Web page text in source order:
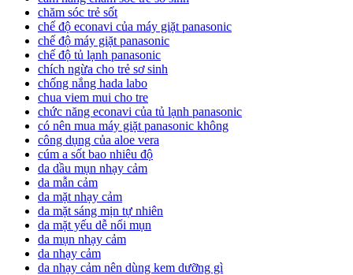
chăm sóc trẻ sốt
chế độ econavi của máy giặt panasonic
chế độ máy giặt panasonic
chế độ tủ lạnh panasonic
chích ngừa cho trẻ sơ sinh
chống nắng hada labo
chua viem mui cho tre
chức năng econavi của tủ lạnh panasonic
có nên mua máy giặt panasonic không
công dụng của aloe vera
cúm a sốt bao nhiêu độ
da dầu mụn nhạy cảm
da mẫn cảm
da mặt nhạy cảm
da mặt sáng mịn tự nhiên
da mặt yếu dễ nổi mụn
da mụn nhạy cảm
da nhạy cảm
da nhạy cảm nên dùng kem dưỡng gì